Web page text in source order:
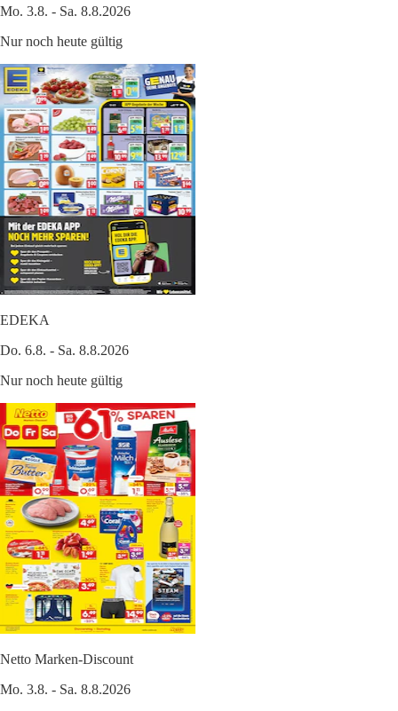
Mo. 3.8. - Sa. 8.8.2026
Nur noch heute gültig
EDEKA
Do. 6.8. - Sa. 8.8.2026
Nur noch heute gültig
Netto Marken-Discount
Mo. 3.8. - Sa. 8.8.2026